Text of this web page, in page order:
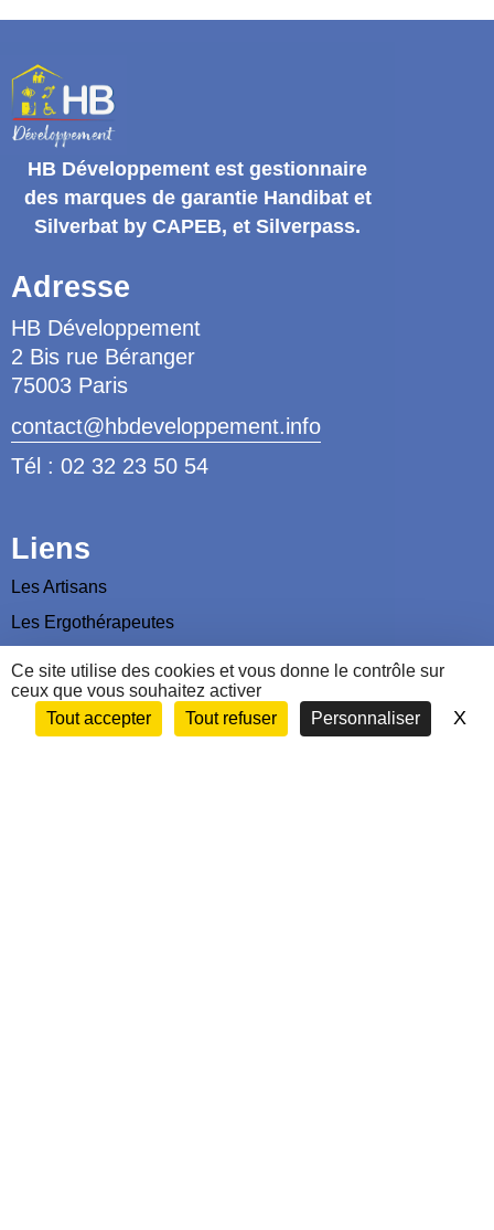
Ce site utilise des cookies et vous donne le contrôle sur
ceux que vous souhaitez activer
Tout accepter
Tout refuser Personnaliser X
HB Développement est gestionnaire
des marques de garantie Handibat et
Silverbat by CAPEB, et Silverpass.
Adresse
HB Développement
2 Bis rue Béranger
75003 Paris
contact@hbdeveloppement.info
Tél : 02 32 23 50 54
Liens
Les Artisans
Les Ergothérapeutes